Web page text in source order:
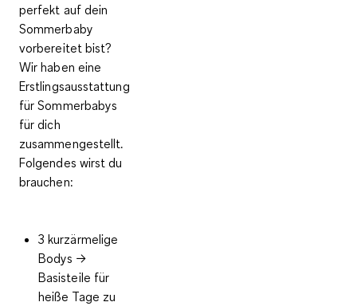
perfekt auf dein
Sommerbaby
vorbereitet bist?
Wir haben eine
Erstlingsausstattung
für Sommerbabys
für dich
zusammengestellt.
Folgendes wirst du
brauchen:
3 kurzärmelige
Bodys →
Basisteile für
heiße Tage zu